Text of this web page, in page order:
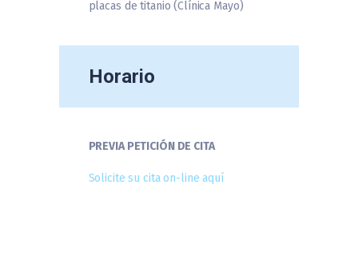
placas de titanio (Clínica Mayo)
Horario
PREVIA PETICIÓNDE CITA
Solicite su cita on-line aquí